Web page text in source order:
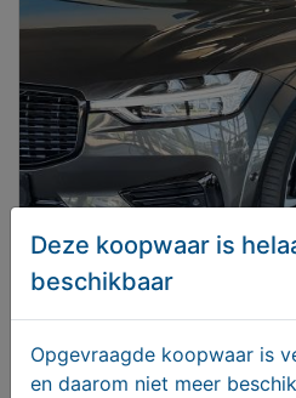
Deze koopwaar is
beschikbaar
Opgevraagde koopwaar is
en daarom niet meer